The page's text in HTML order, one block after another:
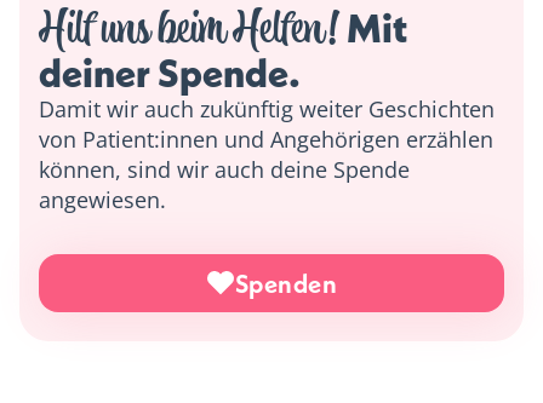
Hilf uns beim Helfen! Mit
deiner Spende.
Damit wir auch zukünftig weiter Geschichten
von Patient:innen und Angehörigen erzählen
können, sind wir auch deine Spende
angewiesen.
Spenden